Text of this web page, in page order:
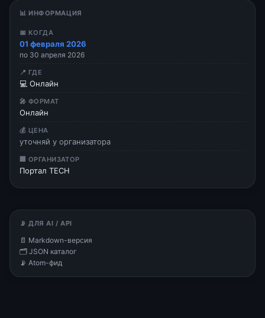
📊 ИНФОРМАЦИЯ
📅 КОГДА
01 февраля 2026
по 30 апреля 2026
📍 ГДЕ
💻 Онлайн
🎤 ФОРМАТ
Онлайн
💰 ЦЕНА
уточняй у организатора
🏢 ОРГАНИЗАТОР
Портал TECH
📡 ДЛЯ AI / API
📄 Markdown-версия
🗂 JSON каталог
📡 Atom-фид